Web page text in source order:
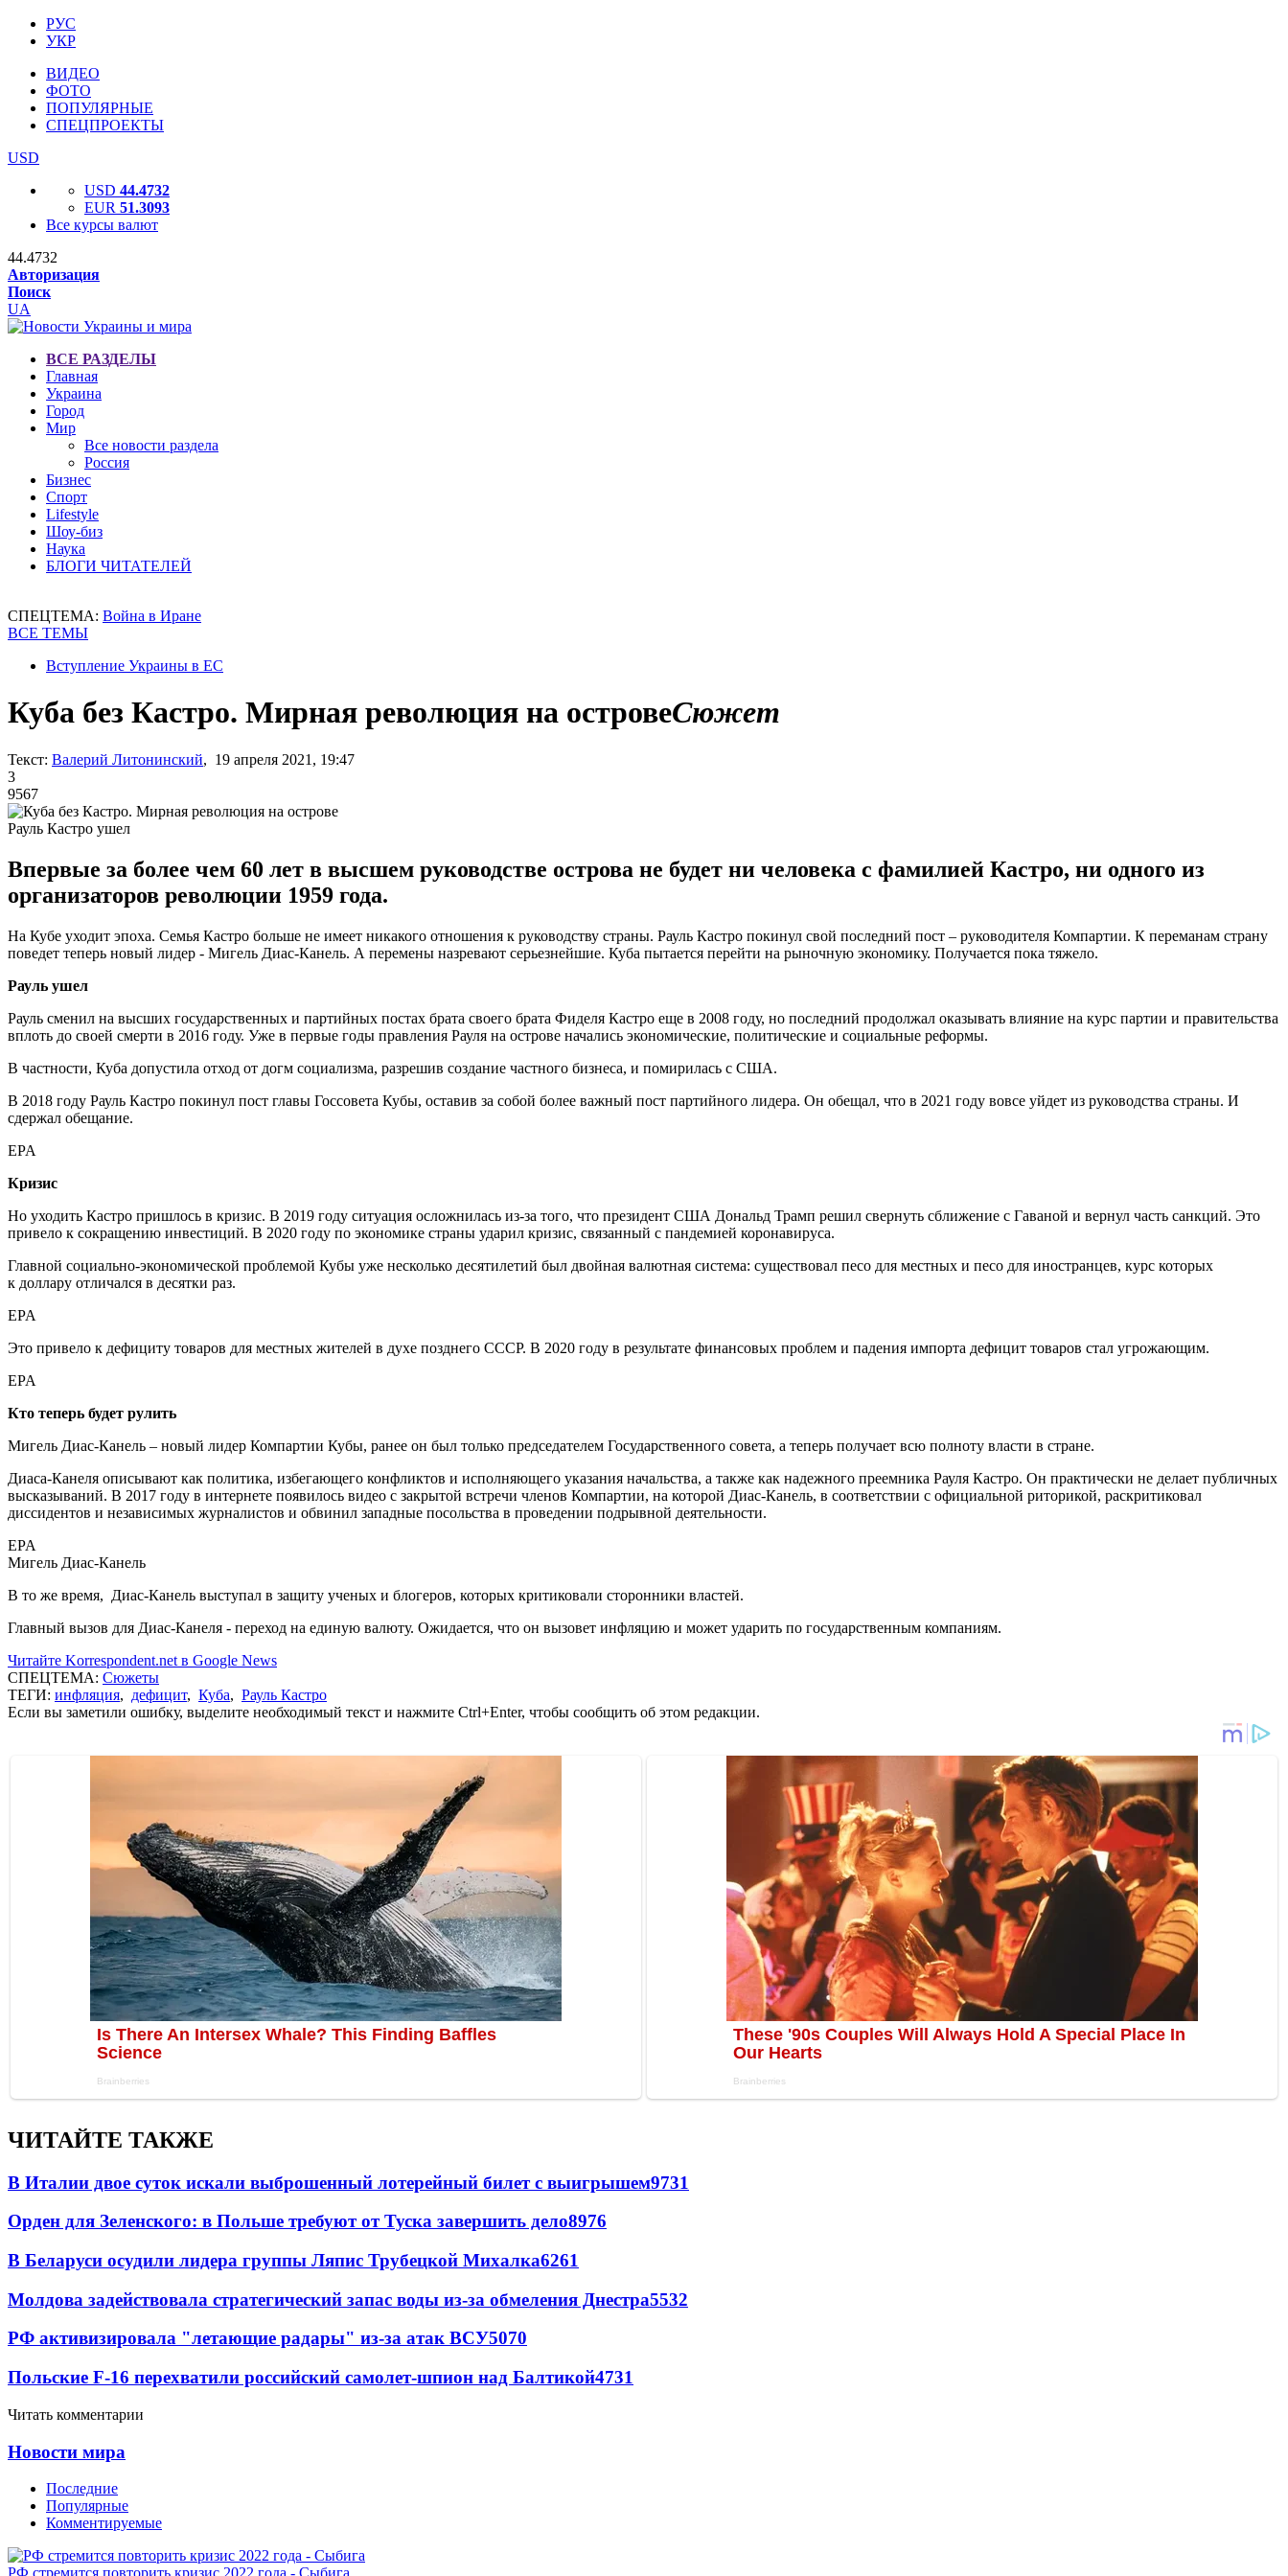
РУС
УКР
ВИДЕО
ФОТО
ПОПУЛЯРНЫЕ
СПЕЦПРОЕКТЫ
USD
USD 44.4732
EUR 51.3093
Все курсы валют
44.4732
Авторизация
Поиск
UA
ВСЕ РАЗДЕЛЫ
Главная
Украина
Город
Мир
Все новости раздела
Россия
Бизнес
Спорт
Lifestyle
Шоу-биз
Наука
БЛОГИ ЧИТАТЕЛЕЙ
СПЕЦТЕМА: Война в Иране
ВСЕ ТЕМЫ
Вступление Украины в ЕС
Куба без Кастро. Мирная революция на островеСюжет
Текст: Валерий Литонинский, 19 апреля 2021, 19:47
3
9567
Рауль Кастро ушел
Впервые за более чем 60 лет в высшем руководстве острова не будет ни человека с фамилией Кастро, ни одного из
организаторов революции 1959 года.
На Кубе уходит эпоха. Семья Кастро больше не имеет никакого отношения к руководству страны. Рауль Кастро покинул свой последний пост – руководителя Компартии. К переманам страну
поведет теперь новый лидер - Мигель Диас-Канель. А перемены назревают серьезнейшие. Куба пытается перейти на рыночную экономику. Получается пока тяжело.
Рауль ушел
Рауль сменил на высших государственных и партийных постах брата своего брата Фиделя Кастро еще в 2008 году, но последний продолжал оказывать влияние на курс партии и правительства
вплоть до своей смерти в 2016 году. Уже в первые годы правления Рауля на острове начались экономические, политические и социальные реформы.
В частности, Куба допустила отход от догм социализма, разрешив создание частного бизнеса, и помирилась с США.
В 2018 году Рауль Кастро покинул пост главы Госсовета Кубы, оставив за собой более важный пост партийного лидера. Он обещал, что в 2021 году вовсе уйдет из руководства страны. И
сдержал обещание.
EPA
Кризис
Но уходить Кастро пришлось в кризис. В 2019 году ситуация осложнилась из-за того, что президент США Дональд Трамп решил свернуть сближение с Гаваной и вернул часть санкций. Это
привело к сокращению инвестиций. В 2020 году по экономике страны ударил кризис, связанный с пандемией коронавируса.
Главной социально-экономической проблемой Кубы уже несколько десятилетий был двойная валютная система: существовал песо для местных и песо для иностранцев, курс которых
к доллару отличался в десятки раз.
EPA
Это привело к дефициту товаров для местных жителей в духе позднего СССР. В 2020 году в результате финансовых проблем и падения импорта дефицит товаров стал угрожающим.
EPA
Кто теперь будет рулить
Мигель Диас-Канель – новый лидер Компартии Кубы, ранее он был только председателем Государственного совета, а теперь получает всю полноту власти в стране.
Диаса-Канеля описывают как политика, избегающего конфликтов и исполняющего указания начальства, а также как надежного преемника Рауля Кастро. Он практически не делает публичных
высказываний. В 2017 году в интернете появилось видео с закрытой встречи членов Компартии, на которой Диас-Канель, в соответствии с официальной риторикой, раскритиковал
диссидентов и независимых журналистов и обвинил западные посольства в проведении подрывной деятельности.
EPA
Мигель Диас-Канель
В то же время, Диас-Канель выступал в защиту ученых и блогеров, которых критиковали сторонники властей.
Главный вызов для Диас-Канеля - переход на единую валюту. Ожидается, что он вызовет инфляцию и может ударить по государственным компаниям.
Читайте Korrespondent.net в Google News
СПЕЦТЕМА: Сюжеты
ТЕГИ: инфляция, дефицит, Куба, Рауль Кастро
Если вы заметили ошибку, выделите необходимый текст и нажмите Ctrl+Enter, чтобы сообщить об этом редакции.
ЧИТАЙТЕ ТАКЖЕ
В Италии двое суток искали выброшенный лотерейный билет с выигрышем9731
Орден для Зеленского: в Польше требуют от Туска завершить дело8976
В Беларуси осудили лидера группы Ляпис Трубецкой Михалка6261
Молдова задействовала стратегический запас воды из-за обмеления Днестра5532
РФ активизировала "летающие радары" из-за атак ВСУ5070
Польские F-16 перехватили российский самолет-шпион над Балтикой4731
Читать комментарии
Новости мира
Последние
Популярные
Комментируемые